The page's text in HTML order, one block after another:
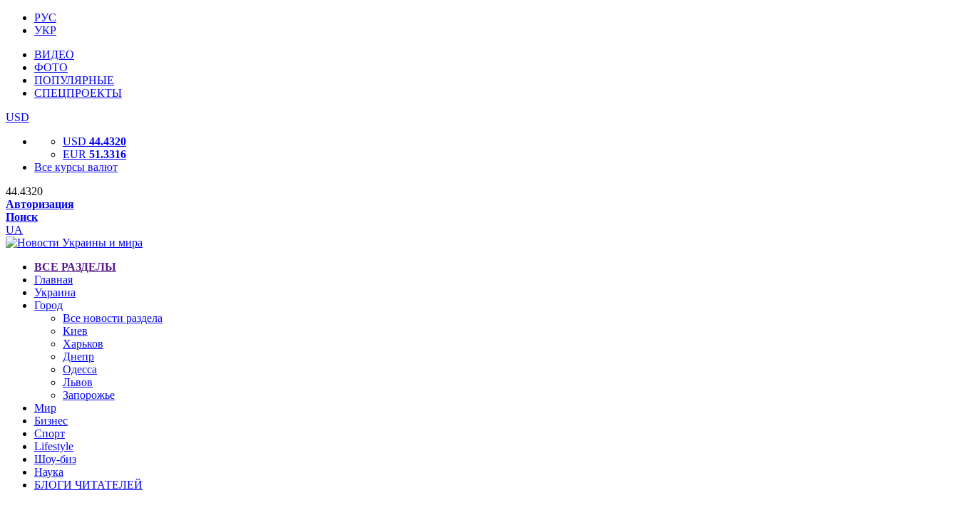
РУС
УКР
ВИДЕО
ФОТО
ПОПУЛЯРНЫЕ
СПЕЦПРОЕКТЫ
USD
USD 44.4320
EUR 51.3316
Все курсы валют
44.4320
Авторизация
Поиск
UA
ВСЕ РАЗДЕЛЫ
Главная
Украина
Город
Все новости раздела
Киев
Харьков
Днепр
Одесса
Львов
Запорожье
Мир
Бизнес
Спорт
Lifestyle
Шоу-биз
Наука
БЛОГИ ЧИТАТЕЛЕЙ